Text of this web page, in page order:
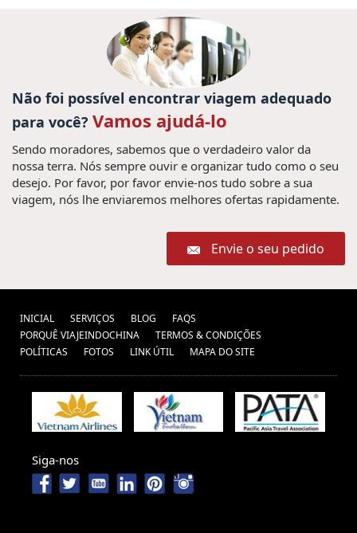
Não foi possível encontrar viagem adequado
para você? Vamos ajudá-lo
Sendo moradores, sabemos que o verdadeiro valor da
nossa terra. Nós sempre ouvir e organizar tudo como o seu
desejo. Por favor, por favor envie-nos tudo sobre a sua
viagem, nós lhe enviaremos melhores ofertas rapidamente.
Envie o seu pedido
INICIAL SERVIÇOS BLOG
FAQS
PORQUÊ VIAJEINDOCHINA
TERMOS & CONDIÇÕES
POLÍTICAS
FOTOS LINK ÚTIL MAPA DO SITE
Siga-nos